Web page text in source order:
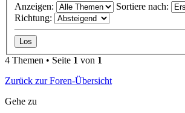
Anzeigen:
Sortiere nach:
Richtung:
4 Themen • Seite 1 von 1
Zurück zur Foren-Übersicht
Gehe zu